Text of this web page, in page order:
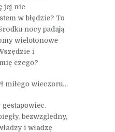
jej nie
w błędzie? To
nocy padają
wielotonowe
i
czego?
miłego wieczoru…
gestapowiec.
bezwzględny,
i władzę